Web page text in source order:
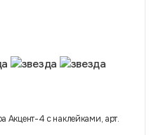
Акцент-4 с наклейками, арт.